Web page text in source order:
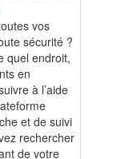
vos
sécurité ?
quel endroit,
en
à l’aide
et de suivi
rechercher
de votre